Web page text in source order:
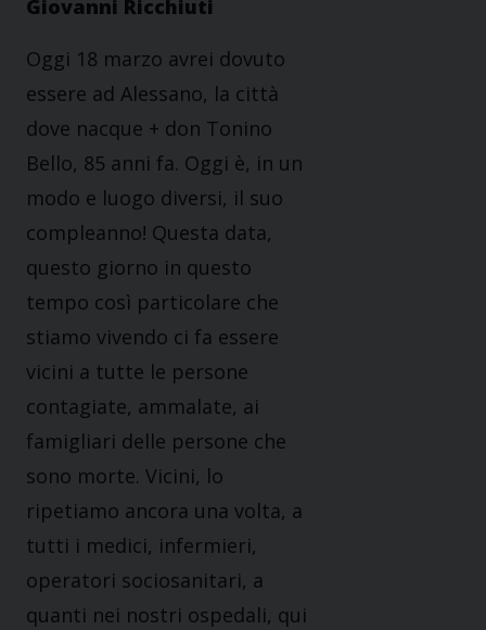
Giovanni Ricchiuti
Oggi 18 marzo avrei dovuto
essere ad Alessano, la città
dove nacque + don Tonino
Bello, 85 anni fa. Oggi è, in un
modo e luogo diversi, il suo
compleanno! Questa data,
questo giorno in questo
tempo così particolare che
stiamo vivendo ci fa essere
vicini a tutte le persone
contagiate, ammalate, ai
famigliari delle persone che
sono morte. Vicini, lo
ripetiamo ancora una volta, a
tutti i medici, infermieri,
operatori sociosanitari, a
quanti nei nostri ospedali, qui